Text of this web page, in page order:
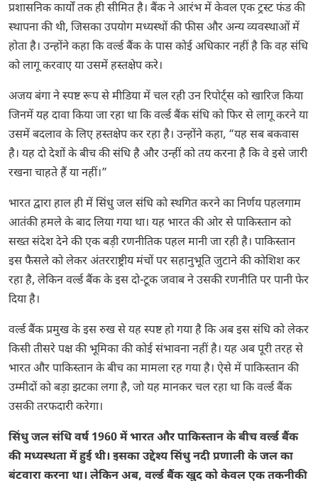
प्रशासनिक कार्यों तक ही सीमित है। बैंक ने आरंभ में केवल एक ट्रस्ट फंड की
स्थापना की थी, जिसका उपयोग मध्यस्थों की फीस और अन्य व्यवस्थाओं में
होता है। उन्होंने कहा कि वर्ल्ड बैंक के पास कोई अधिकार नहीं है कि वह संधि
को लागू करवाए या उसमें हस्तक्षेप करे।
अजय बंगा ने स्पष्ट रूप से मीडिया में चल रही उन रिपोर्ट्स को खारिज किया
जिनमें यह दावा किया जा रहा था कि वर्ल्ड बैंक संधि को फिर से लागू करने या
उसमें बदलाव के लिए हस्तक्षेप कर रहा है। उन्होंने कहा, “यह सब बकवास
है। यह दो देशों के बीच की संधि है और उन्हीं को तय करना है कि वे इसे जारी
रखना चाहते हैं या नहीं।”
भारत द्वारा हाल ही में सिंधु जल संधि को स्थगित करने का निर्णय पहलगाम
आतंकी हमले के बाद लिया गया था। यह भारत की ओर से पाकिस्तान को
सख्त संदेश देने की एक बड़ी रणनीतिक पहल मानी जा रही है। पाकिस्तान
इस फैसले को लेकर अंतरराष्ट्रीय मंचों पर सहानुभूति जुटाने की कोशिश कर
रहा है, लेकिन वर्ल्ड बैंक के इस दो-टूक जवाब ने उसकी रणनीति पर पानी फेर
दिया है।
वर्ल्ड बैंक प्रमुख के इस रुख से यह स्पष्ट हो गया है कि अब इस संधि को लेकर
किसी तीसरे पक्ष की भूमिका की कोई संभावना नहीं है। यह अब पूरी तरह से
भारत और पाकिस्तान के बीच का मामला रह गया है। ऐसे में पाकिस्तान की
उम्मीदों को बड़ा झटका लगा है, जो यह मानकर चल रहा था कि वर्ल्ड बैंक
उसकी तरफदारी करेगा।
सिंधु जल संधि वर्ष 1960 में भारत और पाकिस्तान के बीच वर्ल्ड बैंक
की मध्यस्थता में हुई थी। इसका उद्देश्य सिंधु नदी प्रणाली के जल का
बंटवारा करना था। लेकिन अब, वर्ल्ड बैंक खुद को केवल एक तकनीकी